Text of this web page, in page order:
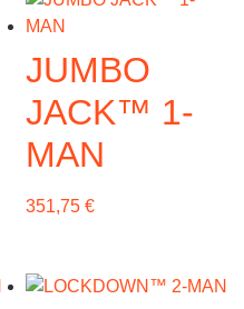
JUMBO
JACK™ 1-
MAN
351,75 €